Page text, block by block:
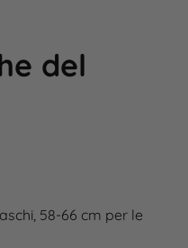
del
58-66 cm per le